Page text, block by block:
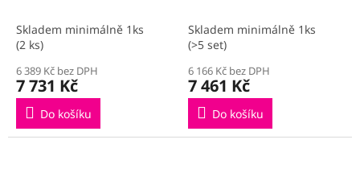
ALU, sklo čiré, 90 cm,
vanička, sifon
Skladem minimálně 1ks
(2 ks)
6 389 Kč bez DPH
7 731 Kč
Do košíku
sifon
Skladem minimálně 1ks
(>5 set)
6 166 Kč bez DPH
7 461 Kč
Do košíku